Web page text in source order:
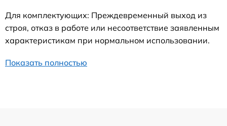
Для комплектующих: Преждевременный выход из
строя, отказ в работе или несоответствие заявленным
характеристикам при нормальном использовании.
Показать полностью